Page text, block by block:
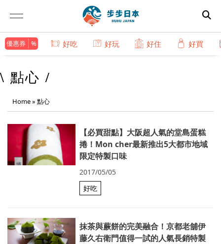
優惠券 好吃 好玩 好住 好買
\ 點心 /
Home» 點心
【必買甜點】大阪超人氣的堂島蛋糕
捲！Mon cher最新推出5大都市地域
限定特製口味
2017/05/05
好吃
抹茶與蕨餅的完美融合！京都老舖伊
藤久右衛門值得一試的人氣長銷特製